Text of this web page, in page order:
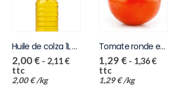
Huile de colza 1L x15
2,00 € - 2,11€
ttc
2,00€ /kg
Tomate ronde eco
1,29 € - 1,36€
ttc
1,29€ /kg